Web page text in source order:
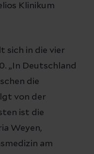
Klinikum
sich in die vier
„In Deutschland
die
von der
ist die
Weyen,
am